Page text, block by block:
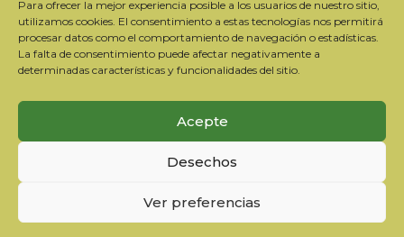
Para ofrecer la mejor experiencia posible a los usuarios de nuestro sitio,
utilizamos cookies. El consentimiento a estas tecnologías nos permitirá
procesar datos como el comportamiento de navegación o estadísticas.
La falta de consentimiento puede afectar negativamente a
determinadas características y funcionalidades del sitio.
Acepte
Desechos
Ver preferencias
Tel: 06 26 49 36 81 -
contact@c2ds.eu
TwitterLinkedIn
Youtube
Suscríbase a nuestro boletín
Nuestros socios
Contactar con el equipo
Información jurídica
Política de privacidad